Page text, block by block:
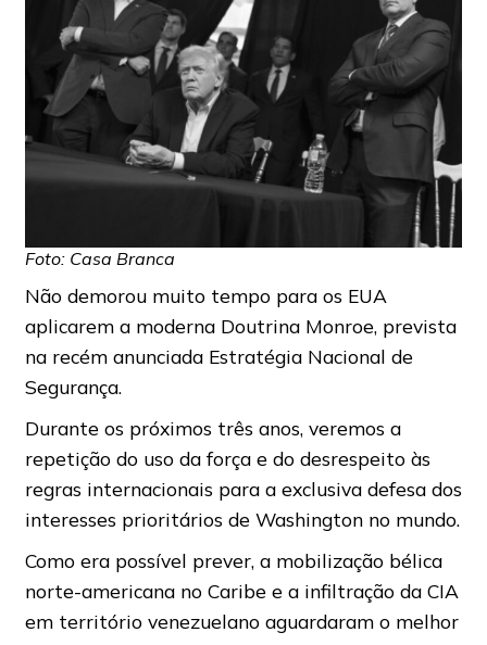
Foto: Casa Branca
Não demorou muito tempo para os EUA
aplicarem a moderna Doutrina Monroe, prevista
na recém anunciada Estratégia Nacional de
Segurança.
Durante os próximos três anos, veremos a
repetição do uso da força e do desrespeito às
regras internacionais para a exclusiva defesa dos
interesses prioritários de Washington no mundo.
Como era possível prever, a mobilização bélica
norte-americana no Caribe e a infiltração da CIA
em território venezuelano aguardaram o melhor